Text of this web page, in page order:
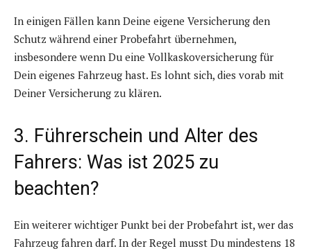
In einigen Fällen kann Deine eigene Versicherung den
Schutz während einer Probefahrt übernehmen,
insbesondere wenn Du eine Vollkaskoversicherung für
Dein eigenes Fahrzeug hast. Es lohnt sich, dies vorab mit
Deiner Versicherung zu klären.
3. Führerschein und Alter des
Fahrers: Was ist 2025 zu
beachten?
Ein weiterer wichtiger Punkt bei der Probefahrt ist, wer das
Fahrzeug fahren darf. In der Regel musst Du mindestens 18